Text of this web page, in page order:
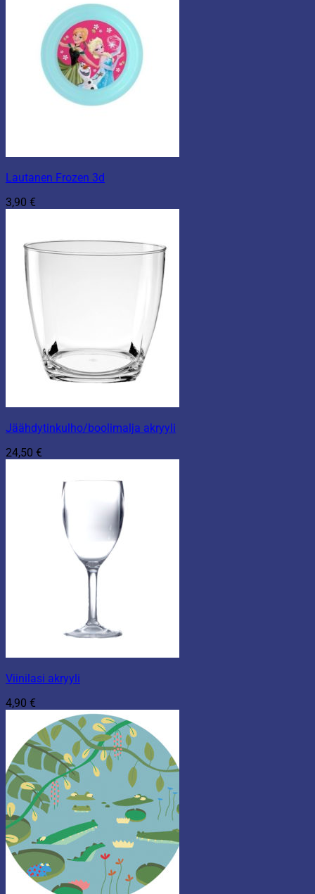
Lautanen Frozen 3d
3,90 €
Jäähdytinkulho/boolimalja akryyli
24,50 €
Viinilasi akryyli
4,90 €